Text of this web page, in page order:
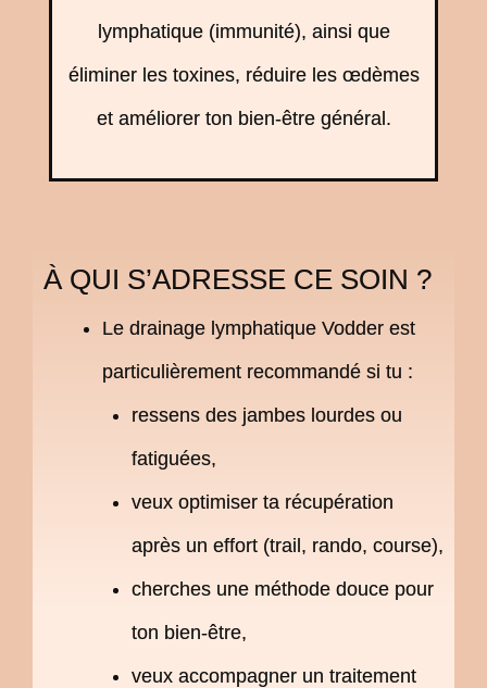
lymphatique (immunité), ainsi que
éliminer les toxines, réduire les œdèmes
et améliorer ton bien-être général.
À QUI S’ADRESSE CE SOIN ?
Le drainage lymphatique Vodder est
particulièrement recommandé si tu :
ressens des jambes lourdes ou
fatiguées,
veux optimiser ta récupération
après un effort (trail, rando, course),
cherches une méthode douce pour
ton bien-être,
veux accompagner un traitement